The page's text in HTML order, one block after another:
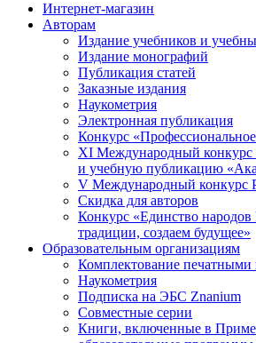
Интернет-магазин
Авторам
Издание учебников и
Издание монографий
Публикация статей
Заказные издания
Наукометрия
Электронная публикация
Конкурс
XI Международный
и учебную публикацию
V Международный
Скидка для авторов
Конкурс «Единство народов
традиции, создаем будущее»
Образовательным организациям
Комплектование печатными
Наукометрия
Подписка на ЭБС Znanium
Совместные серии
Книги, включенные в